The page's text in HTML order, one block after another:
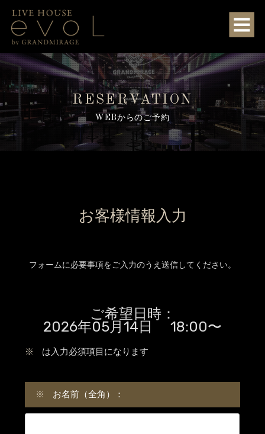
RESERVATION
WEBからのご予約
お客様情報入力
フォームに必要事項をご入力のうえ送信してください。
ご希望日時：
2026年05月14日 18:00〜
※ は入力必須項目になります
※ お名前（全角）：